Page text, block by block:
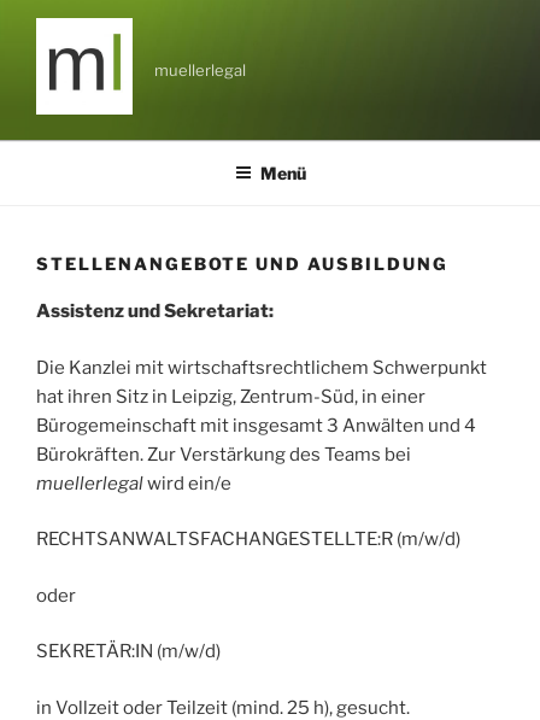
Zum
springen
muellerlegal
Menü
STELLENANGEBOTE UND AUSBILDUNG
Assistenz und Sekretariat:
Die Kanzlei mit wirtschaftsrechtlichem Schwerpunkt
hat ihren Sitz in Leipzig, Zentrum-Süd, in einer
Bürogemeinschaft mit insgesamt 3 Anwälten und 4
Bürokräften. Zur Verstärkung des Teams bei
muellerlegalwird ein/e
RECHTSANWALTSFACHANGESTELLTE:R (m/w/d)
oder
SEKRETÄR:IN (m/w/d)
in Vollzeit oder Teilzeit (mind. 25 h), gesucht.